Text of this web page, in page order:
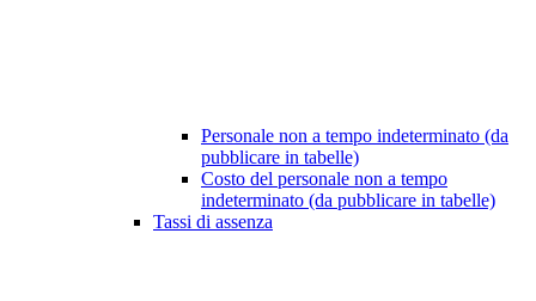
Personale non a tempo indeterminato (da
pubblicare in tabelle)
Costo del personale non a tempo
indeterminato (da pubblicare in tabelle)
Tassi di assenza